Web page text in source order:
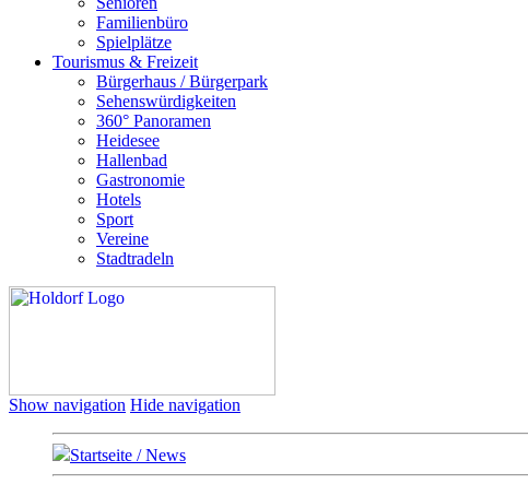
Familienbüro
Spielplätze
Tourismus & Freizeit
Bürgerhaus / Bürgerpark
Sehenswürdigkeiten
360° Panoramen
Heidesee
Hallenbad
Gastronomie
Hotels
Sport
Vereine
Stadtradeln
Show navigation Hide navigation
Startseite / News